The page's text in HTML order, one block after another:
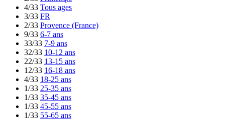
4/33 Tous ages
3/33 FR
2/33 Provence (France)
9/33 6-7 ans
33/33 7-9 ans
32/33 10-12 ans
22/33 13-15 ans
12/33 16-18 ans
4/33 18-25 ans
1/33 25-35 ans
1/33 35-45 ans
1/33 45-55 ans
1/33 55-65 ans